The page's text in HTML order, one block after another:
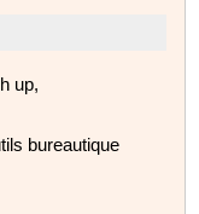
up,
bureautique